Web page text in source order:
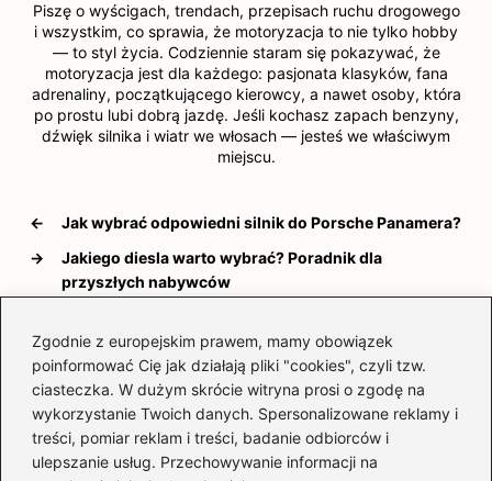
Zgodnie z europejskim prawem, mamy obowiązek
poinformować Cię jak działają pliki "cookies", czyli tzw.
ciasteczka. W dużym skrócie witryna prosi o zgodę na
wykorzystanie Twoich danych. Spersonalizowane reklamy i
treści, pomiar reklam i treści, badanie odbiorców i
ulepszanie usług. Przechowywanie informacji na
Piszę o wyścigach, trendach, przepisach ruchu drogowego
i wszystkim, co sprawia, że motoryzacja to nie tylko hobby
— to styl życia. Codziennie staram się pokazywać, że
motoryzacja jest dla każdego: pasjonata klasyków, fana
adrenaliny, początkującego kierowcy, a nawet osoby, która
po prostu lubi dobrą jazdę. Jeśli kochasz zapach benzyny,
dźwięk silnika i wiatr we włosach — jesteś we właściwym
miejscu.
←
Jak wybrać odpowiedni silnik do Porsche Panamera?
→
Jakiego diesla warto wybrać? Poradnik dla
przyszłych nabywców
Dodaj komentarz
Twój adres email nie zostanie opublikowany.
Wymagane pola są oznaczone*